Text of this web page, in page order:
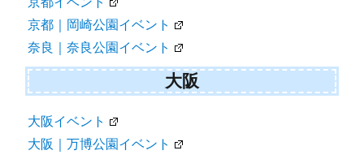
京都｜岡崎公園イベント
奈良｜奈良公園イベント
大阪
大阪イベント
大阪｜万博公園イベント